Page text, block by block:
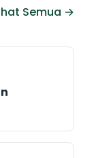
Semua →